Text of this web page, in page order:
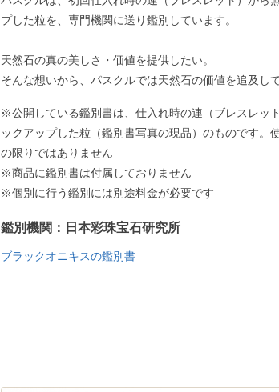
プした粒を、専門機関に送り鑑別しています。
天然石の真の美しさ・価値を提供したい。
そんな想いから、パスクルでは天然石の価値を追及して
※公開している鑑別書は、仕入れ時の連（ブレスレッ
ックアップした粒（鑑別書写真の現品）のものです。
の限りではありません
※商品に鑑別書は付属しておりません
※個別に行う鑑別には別途料金が必要です
鑑別機関：日本彩珠宝石研究所
ブラックオニキスの鑑別書